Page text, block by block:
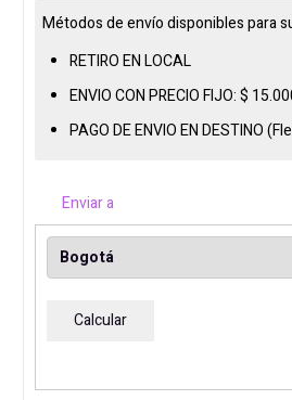
B850M
CHALLENGER
AM5
cantidad
Métodos de envío disponibles para
RETIRO EN LOCAL
ENVIO CON PRECIO FIJO:$
PAGO DE ENVIO EN DESTINO
Enviar a
Calcular